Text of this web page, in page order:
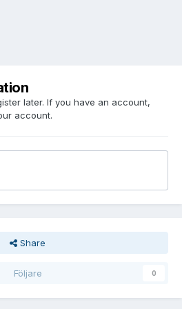
later. If you have an account,
account.
Share
Följare 0